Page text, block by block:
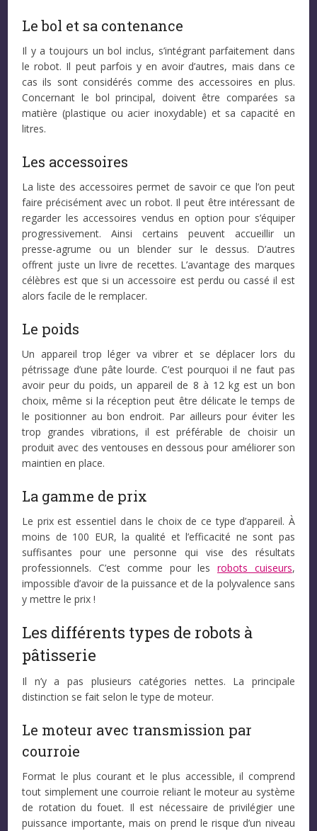
Le bol et sa contenance
Il y a toujours un bol inclus, s’intégrant parfaitement dans
le robot. Il peut parfois y en avoir d’autres, mais dans ce
cas ils sont considérés comme des accessoires en plus.
Concernant le bol principal, doivent être comparées sa
matière (plastique ou acier inoxydable) et sa capacité en
litres.
Les accessoires
La liste des accessoires permet de savoir ce que l’on peut
faire précisément avec un robot. Il peut être intéressant de
regarder les accessoires vendus en option pour s’équiper
progressivement. Ainsi certains peuvent accueillir un
presse-agrume ou un blender sur le dessus. D’autres
offrent juste un livre de recettes. L’avantage des marques
célèbres est que si un accessoire est perdu ou cassé il est
alors facile de le remplacer.
Le poids
Un appareil trop léger va vibrer et se déplacer lors du
pétrissage d’une pâte lourde. C’est pourquoi il ne faut pas
avoir peur du poids, un appareil de 8 à 12 kg est un bon
choix, même si la réception peut être délicate le temps de
le positionner au bon endroit. Par ailleurs pour éviter les
trop grandes vibrations, il est préférable de choisir un
produit avec des ventouses en dessous pour améliorer son
maintien en place.
La gamme de prix
Le prix est essentiel dans le choix de ce type d’appareil. À
moins de 100 EUR, la qualité et l’efficacité ne sont pas
suffisantes pour une personne qui vise des résultats
professionnels. C’est comme pour lesrobots cuiseurs,
impossible d’avoir de la puissance et de la polyvalence sans
y mettre le prix !
Les différents types de robots à
pâtisserie
Il n’y a pas plusieurs catégories nettes. La principale
distinction se fait selon le type de moteur.
Le moteur avec transmission par
courroie
Format le plus courant et le plus accessible, il comprend
tout simplement une courroie reliant le moteur au système
de rotation du fouet. Il est nécessaire de privilégier une
puissance importante, mais on prend le risque d’un niveau